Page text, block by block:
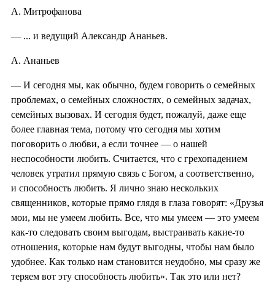
А. Митрофанова
— ... и ведущий Александр Ананьев.
А. Ананьев
— И сегодня мы, как обычно, будем говорить о семейных
проблемах, о семейных сложностях, о семейных задачах,
семейных вызовах. И сегодня будет, пожалуй, даже еще
более главная тема, потому что сегодня мы хотим
поговорить о любви, а если точнее — о нашей
неспособности любить. Считается, что с грехопадением
человек утратил прямую связь с Богом, а соответственно,
и способность любить. Я лично знаю нескольких
священников, которые прямо глядя в глаза говорят: «Друзья
мои, мы не умеем любить. Все, что мы умеем — это умеем
как-то следовать своим выгодам, выстраивать какие-то
отношения, которые нам будут выгодны, чтобы нам было
удобнее. Как только нам становится неудобно, мы сразу же
теряем вот эту способность любить». Так это или нет?